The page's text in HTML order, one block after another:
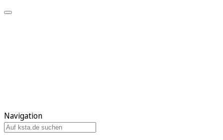
Navigation